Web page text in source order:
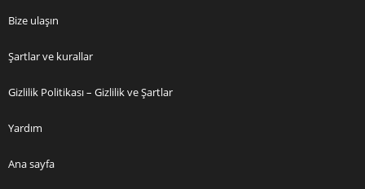
Bize ulaşın
Şartlar ve kurallar
Gizlilik Politikası – Gizlilik ve Şartlar
Yardım
Ana sayfa